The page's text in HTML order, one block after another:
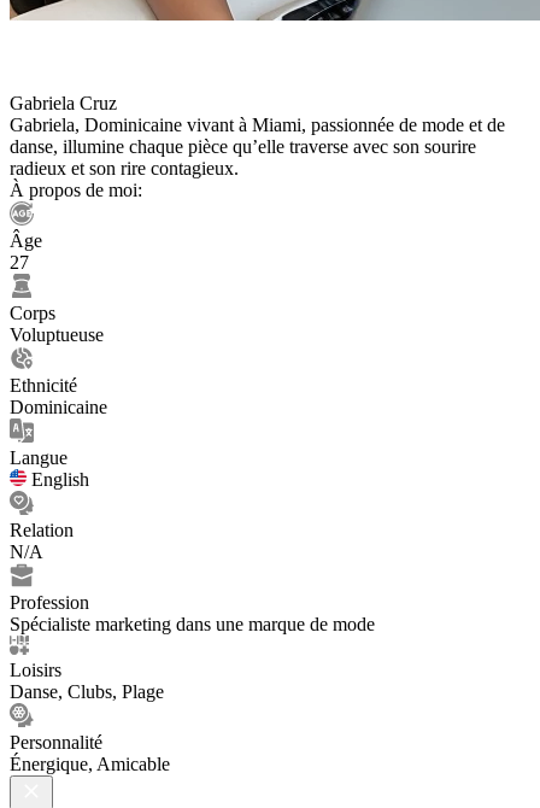
Gabriela Cruz
Gabriela, Dominicaine vivant à Miami, passionnée de mode et de
danse, illumine chaque pièce qu’elle traverse avec son sourire
radieux et son rire contagieux.
À propos de moi:
Âge
27
Corps
Voluptueuse
Ethnicité
Dominicaine
Langue
English
Relation
N/A
Profession
Spécialiste marketing dans une marque de mode
Loisirs
Danse, Clubs, Plage
Personnalité
Énergique, Amicable